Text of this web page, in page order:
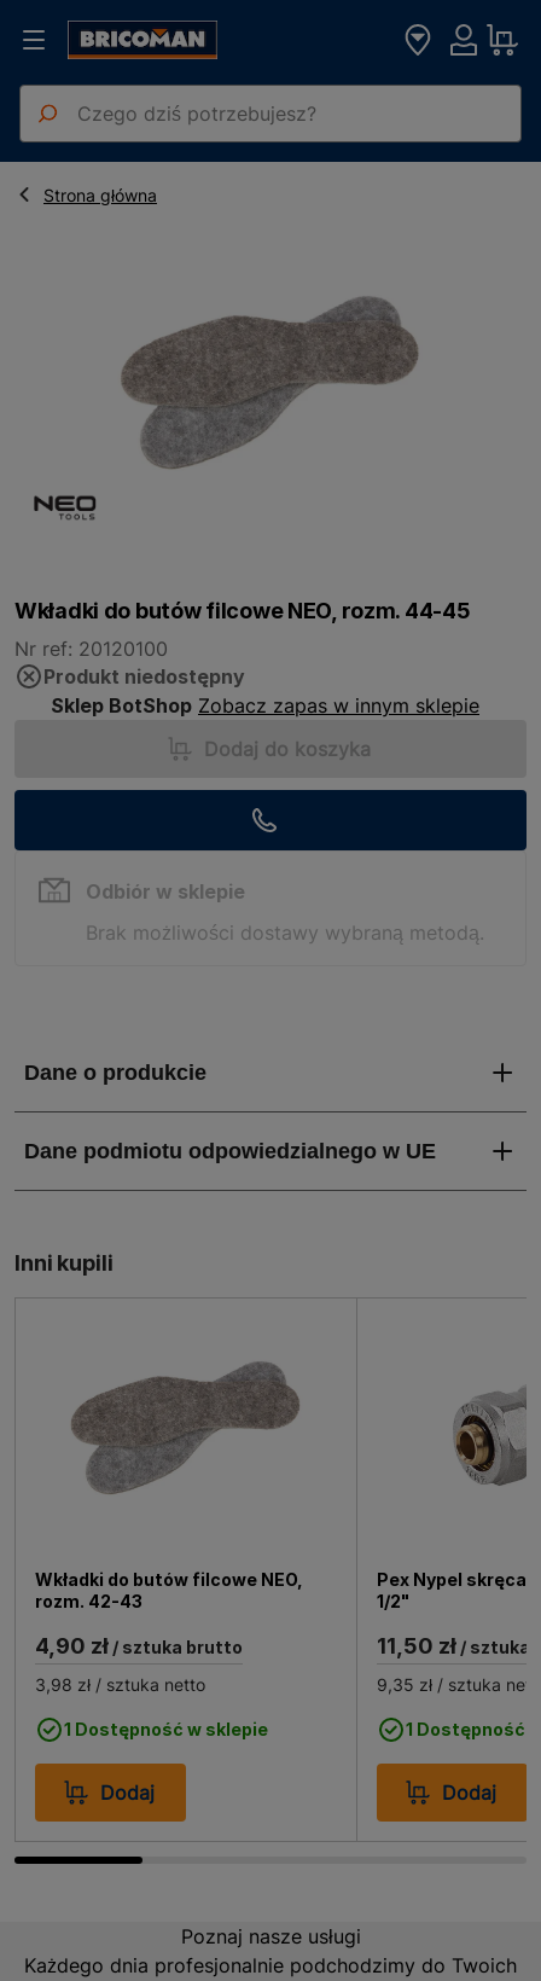
Strona główna
Wkładki do butów filcowe NEO, rozm. 44-45
Wkładki do butów filcowe NEO, rozm. 44-45
Nr ref: 20120100
Produkt niedostępny
Sklep BotShop Zobacz zapas w innym sklepie
Dodaj do koszyka
Odbiór w sklepie
Brak możliwości dostawy wybraną metodą.
Inni kupili
Wkładki do butów filcowe NEO,
rozm. 42-43
4,90 zł / sztuka brutto
3,98 zł / sztuka netto
1 Dostępność w sklepie
Dodaj
Pex Nypel
1/2"
11,50 zł/ sztuka
9,35 zł/ sztuka
1 Dostępność
Dodaj
Poznaj nasze usługi
Każdego dnia profesjonalnie podchodzimy do Twoich